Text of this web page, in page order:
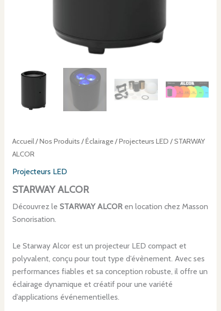
Accueil/Nos Produits /Éclairage/Projecteurs LED / STARWAY
ALCOR
Projecteurs LED
STARWAY ALCOR
Découvrez le STARWAY ALCOR en location chez Masson
Sonorisation.
Le Starway Alcor est un projecteur LED compact et
polyvalent, conçu pour tout type d’évènement. Avec ses
performances fiables et sa conception robuste, il offre un
éclairage dynamique et créatif pour une variété
d’applications événementielles.